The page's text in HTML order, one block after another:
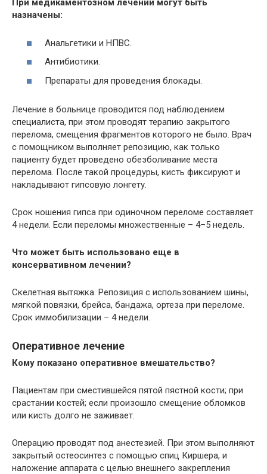
При медикаментозном лечении могут быть
назначены:
Анальгетики и НПВС.
Антибиотики.
Препараты для проведения блокады.
Лечение в больнице проводится под наблюдением
специалиста, при этом проводят терапию закрытого
перелома, смещения фрагментов которого не было. Врач
с помощником выполняет репозицию, как только
пациенту будет проведено обезболивание места
перелома. После такой процедуры, кисть фиксируют и
накладывают гипсовую лонгету.
Срок ношения гипса при одиночном переломе составляет
4 недели. Если переломы множественные – 4–5 недель.
Что может быть использовано еще в
консервативном лечении?
Скелетная вытяжка. Репозиция с использованием шины,
мягкой повязки, брейса, бандажа, ортеза при переломе.
Срок иммобилизации – 4 недели.
Оперативное лечение
Кому показано оперативное вмешательство?
Пациентам при сместившейся пятой пястной кости; при
срастании костей; если произошло смещение обломков
или кисть долго не заживает.
Операцию проводят под анестезией. При этом выполняют
закрытый остеосинтез с помощью спиц Киршера, и
наложение аппарата с целью внешнего закрепления